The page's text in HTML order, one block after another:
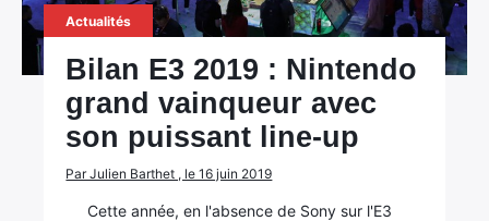
Actualités
Bilan E3 2019 : Nintendo
grand vainqueur avec
son puissant line-up
Par Julien Barthet , le 16 juin 2019
Cette année, en l'absence de Sony sur l'E3